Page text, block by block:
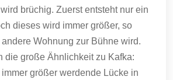
brüchig. Zuerst entsteht nur ein
dieses wird immer größer, so
Wohnung zur Bühne wird.
die große Ähnlichkeit zu Kafka:
größer werdende Lücke in